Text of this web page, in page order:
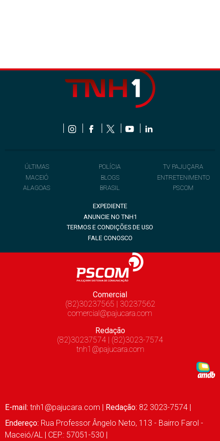
ÚLTIMAS
MACEIÓ
ALAGOAS
POLÍCIA
BLOGS
BRASIL
TV PAJUÇARA
ENTRETENIMENTO
PSCOM
EXPEDIENTE
ANUNCIE NO TNH1
TERMOS E CONDIÇÕES DE USO
FALE CONOSCO
Comercial
(82)30237565 | 30237562
comercial@pajucara.com
Redação
(82)30237574 | (82)3023-7574
tnh1@pajucara.com
E-mail: tnh1@pajucara.com | Redação: 82 3023-7574 |
Endereço: Rua Professor Ângelo Neto, 113 - Bairro Farol -
Maceió/AL | CEP.: 57051-530 |